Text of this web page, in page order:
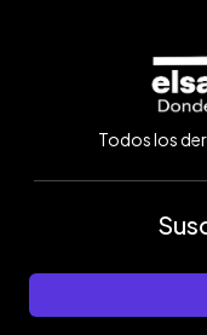
Todos los